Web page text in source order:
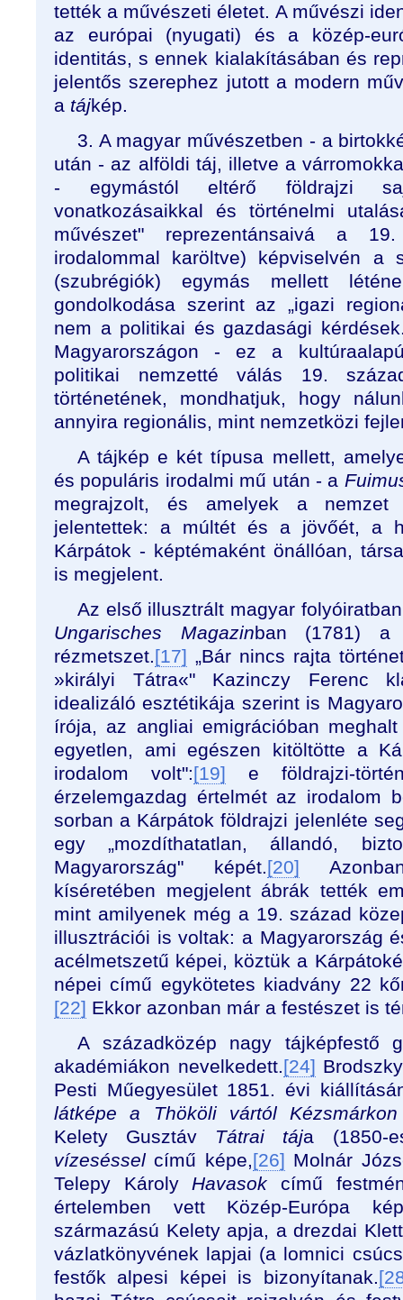
tették a művészeti életet. A művészi
az európai (nyugati) és a közép-
identitás, s ennek kialakításában és
jelentős szerephez jutott a modern
a tájkép.
3. A magyar művészetben - a
után - az alföldi táj, illetve a
- egymástól eltérő földrajzi
vonatkozásaikkal és történelmi
művészet" reprezentánsaivá a
irodalommal karöltve) képviselvén a
(szubrégiók) egymás mellett
gondolkodása szerint az „igazi
nem a politikai és gazdasági
Magyarországon - ez a
politikai nemzetté válás 19.
történetének, mondhatjuk, hogy
annyira regionális, mint nemzetközi
A tájkép e két típusa mellett,
és populáris irodalmi mű után - a
megrajzolt, és amelyek a nemzet
jelentettek: a múltét és a jövőét, a
Kárpátok - képtémaként önállóan,
is megjelent.
Az első illusztrált magyar
Ungarisches Magazinban (1781) a
rézmetszet.[17] „Bár nincs rajta
»királyi Tátra«" Kazinczy Ferenc
idealizáló esztétikája szerint is
írója, az angliai emigrációban
egyetlen, ami egészen kitöltötte a
irodalom volt":[19] e földrajzi-
érzelemgazdag értelmét az irodalom
sorban a Kárpátok földrajzi jelenléte
egy „mozdíthatatlan, állandó,
Magyarország" képét.[20]
kíséretében megjelent ábrák tették
mint amilyenek még a 19. század
illusztrációi is voltak: a Magyarország
acélmetszetű képei, köztük a Kárpátoké
népei című egykötetes kiadvány 22
[22] Ekkor azonban már a festészet is
A századközép nagy tájképfestő
akadémiákon nevelkedett.[24]
Pesti Műegyesület 1851. évi
látképe a Thököli vártól Kézsmárkon
Kelety Gusztáv Tátrai tája (1850-
vízeséssel című képe,[26] Molnár
Telepy Károly Havasok című
értelemben vett Közép-Európa
származású Kelety apja, a drezdai
vázlatkönyvének lapjai (a lomnici
festők alpesi képei is bizonyítanak.